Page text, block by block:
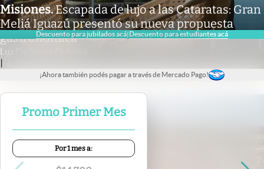
Descuento para jubilados acá|Descuento para estudiantes acá
|
¡Ahora también podés pagar a través de Mercado Pago!
Promo Primer Mes
Por 1 mes a:
Misiones.Escapada de lujo a las Cataratas: Gran
Meliá Iguazú presentó su nueva propuesta
gastronómica
Luz De Sousa Quintas